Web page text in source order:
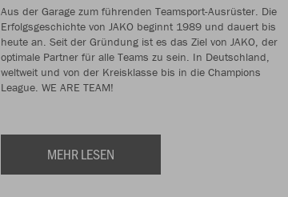
Aus der Garage zum führenden Teamsport-Ausrüster. Die
Erfolgsgeschichte von JAKO beginnt 1989 und dauert bis
heute an. Seit der Gründung ist es das Ziel von JAKO, der
optimale Partner für alle Teams zu sein. In Deutschland,
weltweit und von der Kreisklasse bis in die Champions
League. WE ARE TEAM!
MEHR LESEN